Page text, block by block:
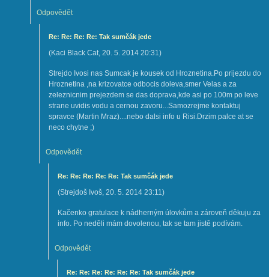
Odpovědět
Re: Re: Re: Re: Tak sumčák jede
(Kaci Black Cat, 20. 5. 2014 20:31)
Strejdo Ivosi nas Sumcak je kousek od Hroznetina.Po prijezdu do
Hroznetina ,na krizovatce odbocis doleva,smer Velas a za
zeleznicnim prejezdem se das doprava,kde asi po 100m po leve
strane uvidis vodu a cernou zavoru...Samozrejme kontaktuj
spravce (Martin Mraz)....nebo dalsi info u Risi.Drzim palce at se
neco chytne ;)
Odpovědět
Re: Re: Re: Re: Re: Tak sumčák jede
(Strejdoš Ivoš, 20. 5. 2014 23:11)
Kačenko gratulace k nádherným úlovkům a zároveň děkuju za
info. Po neděli mám dovolenou, tak se tam jistě podívám.
Odpovědět
Re: Re: Re: Re: Re: Re: Tak sumčák jede